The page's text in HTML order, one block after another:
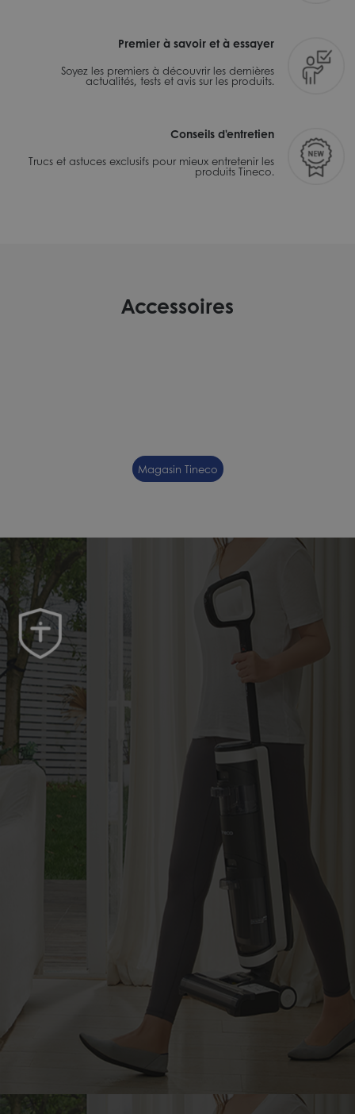
Premier à savoir et à essayer
Soyez les premiers à découvrir les dernières
actualités, tests et avis sur les produits.
Conseils d'entretien
Trucs et astuces exclusifs pour mieux entretenir les
produits Tineco.
Accessoires
Magasin Tineco